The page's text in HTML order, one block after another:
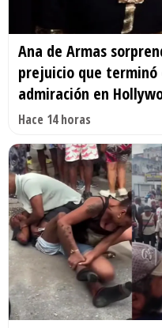
Ana de Armas
prejuicio que
admiración en
Hace 14 horas